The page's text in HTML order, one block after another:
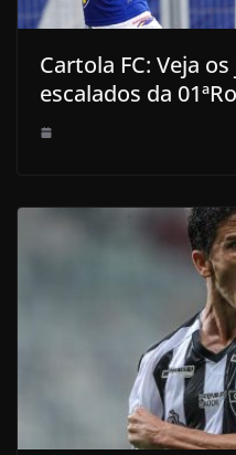
Cartola FC: Veja
escalados da